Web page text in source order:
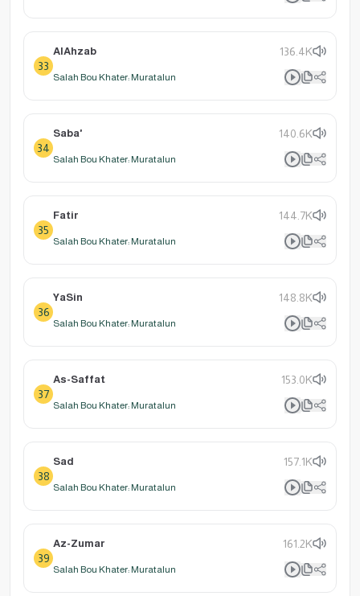
33
AlAhzab 136.4K
Salah Bou Khater: Muratalun
34
Saba' 140.6K
Salah Bou Khater: Muratalun
35
Fatir 144.7K
Salah Bou Khater: Muratalun
36
YaSin 148.8K
Salah Bou Khater: Muratalun
37
As-Saffat 153.0K
Salah Bou Khater: Muratalun
38
Sad 157.1K
Salah Bou Khater: Muratalun
39
Az-Zumar 161.2K
Salah Bou Khater: Muratalun